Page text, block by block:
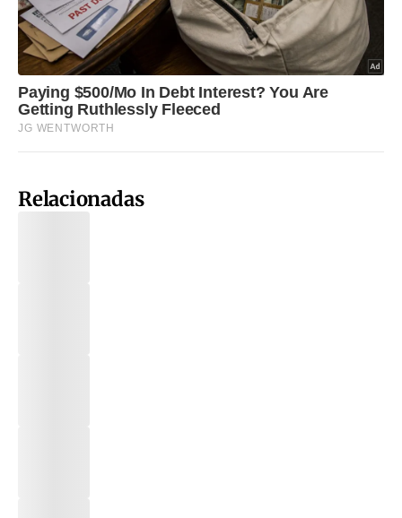
Relacionadas